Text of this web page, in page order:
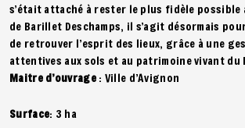
s’était attaché à rester le plus fidèle possible
de Barillet Deschamps, il s’agit désormais
de retrouver l’esprit des lieux, grâce à une
attentives aux sols et au patrimoine vivant du
Maitre d’ouvrage : Ville d’Avignon
Surface: 3 ha